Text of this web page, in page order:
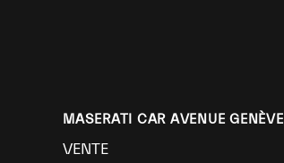
MASERATI CAR AVENUE GENÈVE
VENTE